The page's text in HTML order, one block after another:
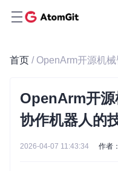
首页
OpenArm开
协作机器人的
2026-04-07 11:43:34 作者